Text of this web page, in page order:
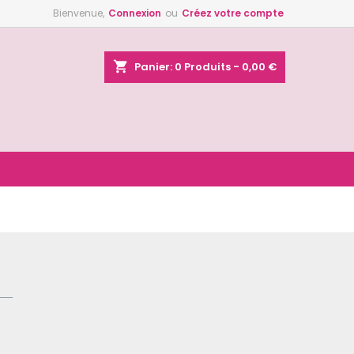
Bienvenue, Connexion ou Créez votre compte
shopping_cart Panier: 0 Produits - 0,00 €